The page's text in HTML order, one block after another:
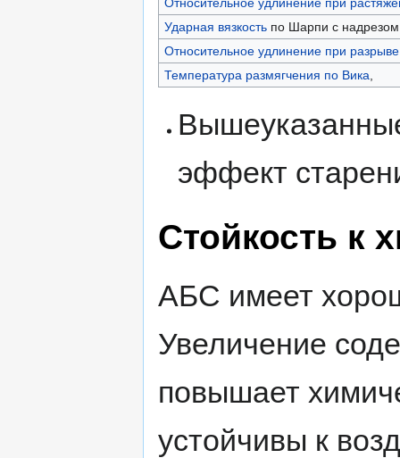
Относительное удлинение при
Ударная вязкостьпо Шарпи с надрезом
Относительное удлинение при разрыве
Температура размягчения по Вика,
эффект
Стойкость к
АБС имеет
Увеличение
повышает
устойчивы к